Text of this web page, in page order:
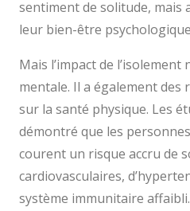
sentiment de solitude, mais
leur bien-être
Mais l’impact de
mentale. Il a également des
sur la santé physique. Les
démontré que les
courent un risque accru de
cardiovasculaires,
système immunitaire